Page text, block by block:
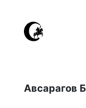
Авсарагов